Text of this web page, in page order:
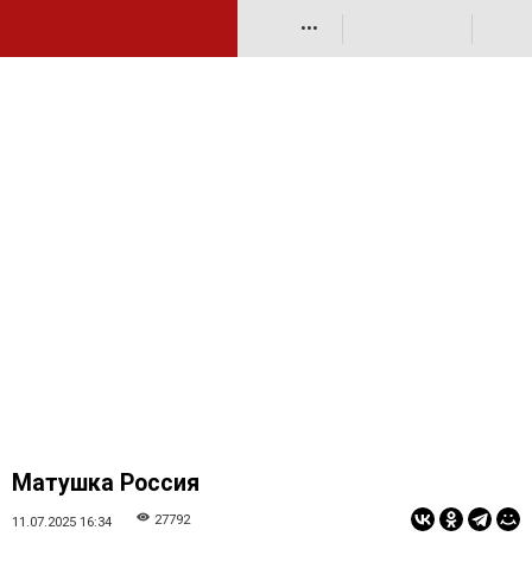
•••
Матушка Россия
11.07.2025 16:34 27792